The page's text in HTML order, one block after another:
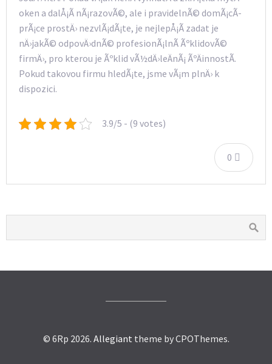
oken a dalÅ¡Ã­ nÃ¡razovÃ©, ale i pravidelnÃ© domÃ¡cÃ­
prÃ¡ce prostÄ› nezvlÃ¡dÃ¡te, je nejlepÅ¡Ã­ zadat je
nÄ›jakÃ© odpovÄ›dnÃ© profesionÃ¡lnÃ­ ÃºklidovÃ©
firmÄ›, pro kterou je Ãºklid vÃ½dÄ›leÄnÃ¡ ÃºÄinnostÃ­.
Pokud takovou firmu hledÃ¡te, jsme vÃ¡m plnÄ› k
dispozici.
3.9/5 - (9 votes)
0
© 6Rp 2026. Allegiant theme by CPOThemes.